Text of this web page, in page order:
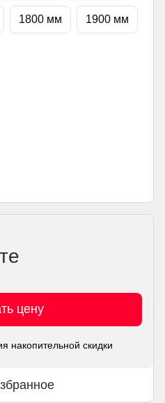
1800 мм 1900 мм
цену
накопительной скидки